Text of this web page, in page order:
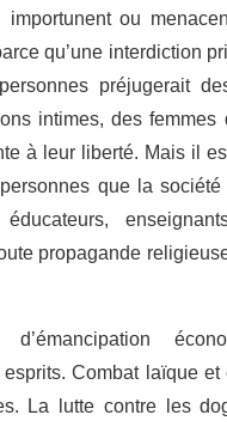
ou
qu’une interdiction
préjugerait
intimes, des femmes
à leur liberté. Mais il
que la société
propagande
Combat laïque et
La lutte contre les